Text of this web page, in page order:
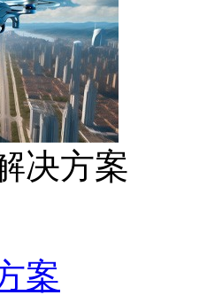
决方案
案